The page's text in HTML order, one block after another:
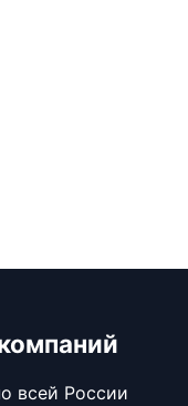
всей России